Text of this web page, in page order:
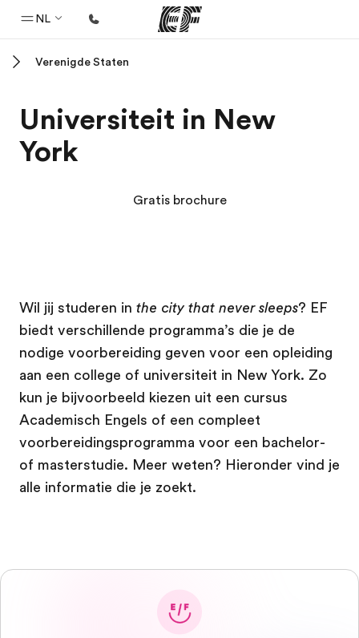
NL
Programma's
Bekijk alles dat we doen
Carrières
Kom bij ons team
Verenigde Staten
Universiteit in New
York
Gratis brochure
Wil jij studeren in the city that never sleeps? EF
biedt verschillende programma’s die je de
nodige voorbereiding geven voor een opleiding
aan een college of universiteit in New York. Zo
kun je bijvoorbeeld kiezen uit een cursus
Academisch Engels of een compleet
voorbereidingsprogramma voor een bachelor-
of masterstudie. Meer weten? Hieronder vind je
alle informatie die je zoekt.